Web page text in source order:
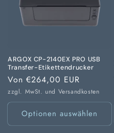
ARGOX CP-2140EX PRO USB
Transfer-Etikettendrucker
Normaler
Preis
Von €264,00 EUR
zzgl. MwSt. und Versandkosten
Optionen auswählen